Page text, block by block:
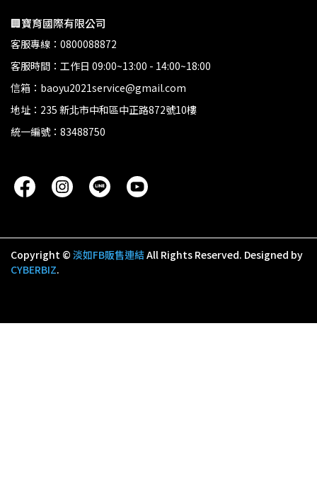
🏢寶育國際有限公司
客服專線：0800088872
客服時間：工作日 09:00~13:00 - 14:00~18:00
信箱：baoyu2021service@gmail.com
地址：235 新北市中和區中正路872號10樓
統一編號：83488750
Copyright © 淡如FB販售連結All Rights Reserved. Designed by
CYBERBIZ.